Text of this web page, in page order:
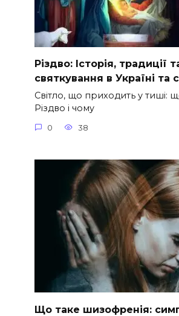
Різдво: Історія, традиції
святкування в Україні та
Світло, що приходить у тиші:
Різдво і чому
0 38
Що таке шизофренія: